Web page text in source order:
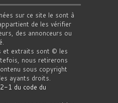
sur ce site le sont à
de les vérifier
des annonceurs ou
et extraits sont © les
nous retirerons
sous copyright
ayants droits.
1 du code du